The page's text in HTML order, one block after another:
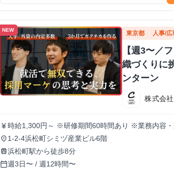
NEW 東京都 人事/広
【週3〜／
織づくりに
ンターン
株式会
currency_yen時給1,300円～ ※研修期間60時間あり ※業務内容・
place 1-2-4浜松町シミヅ産業ビル6階
train浜松町駅から徒歩8分
calendar_today週3日〜 / 週12時間〜